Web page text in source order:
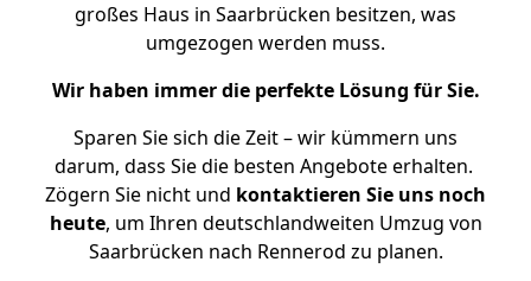
großes Haus in Saarbrücken besitzen, was
umgezogen werden muss.
Wir haben immer die perfekte Lösung für Sie.
Sparen Sie sich die Zeit – wir kümmern uns
darum, dass Sie die besten Angebote erhalten.
Zögern Sie nicht und kontaktieren Sie uns noch
heute, um Ihren deutschlandweiten Umzug von
Saarbrücken nach Rennerod zu planen.